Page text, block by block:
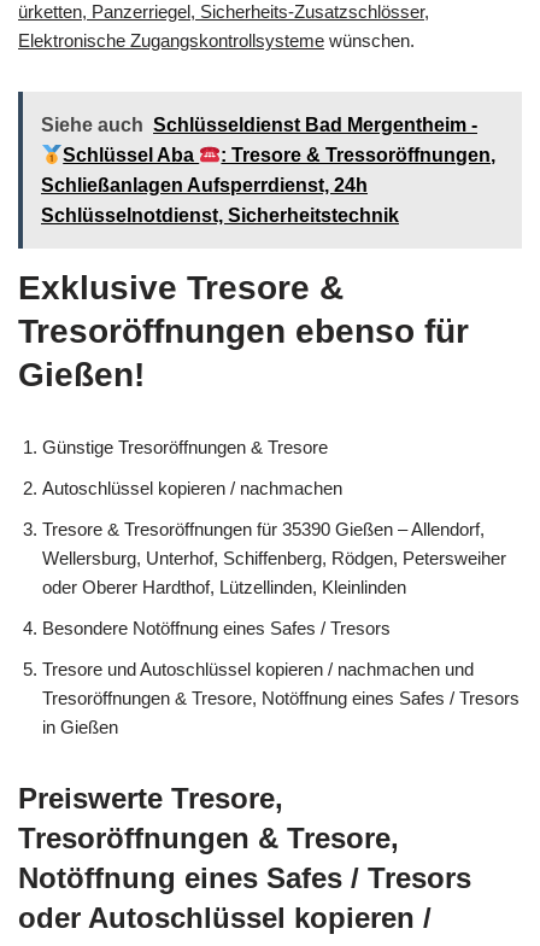
ürketten, Panzerriegel, Sicherheits-Zusatzschlösser,
Elektronische Zugangskontrollsysteme wünschen.
Siehe auch Schlüsseldienst Bad Mergentheim -
Schlüssel Aba
: Tresore & Tressoröffnungen,
Schließanlagen Aufsperrdienst, 24h
Schlüsselnotdienst, Sicherheitstechnik
Exklusive Tresore &
Tresoröffnungen ebenso für
Gießen!
Günstige Tresoröffnungen & Tresore
Autoschlüssel kopieren / nachmachen
Tresore & Tresoröffnungen für 35390 Gießen – Allendorf,
Wellersburg, Unterhof, Schiffenberg, Rödgen, Petersweiher
oder Oberer Hardthof, Lützellinden, Kleinlinden
Besondere Notöffnung eines Safes / Tresors
Tresore und Autoschlüssel kopieren / nachmachen und
Tresoröffnungen & Tresore, Notöffnung eines Safes / Tresors
in Gießen
Preiswerte Tresore,
Tresoröffnungen & Tresore,
Notöffnung eines Safes / Tresors
oder Autoschlüssel kopieren /